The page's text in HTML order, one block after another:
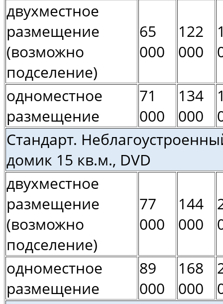
двухместное
размещение
(возможно
подселение)
65
000
122
000
одноместное
размещение
71
000
134
000
Стандарт.
домик 15 кв.м., DVD
двухместное
размещение
(возможно
подселение)
77
000
144
000
одноместное
размещение
89
000
168
000